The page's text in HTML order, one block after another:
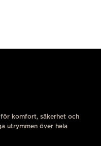
komfort, säkerhet och
utrymmen över hela